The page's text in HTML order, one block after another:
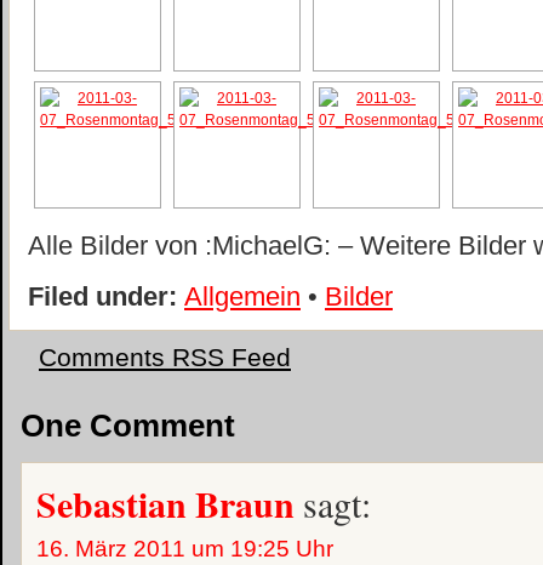
Alle Bilder von :MichaelG: – Weitere Bilder
Filed under: Allgemein • Bilder
Comments RSS Feed
One Comment
Sebastian Braun sagt:
16. März 2011 um 19:25 Uhr